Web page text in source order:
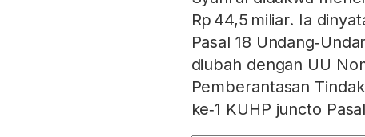
Rp 44,5 miliar. Ia
Pasal 18
diubah dengan UU
Pemberantasan
ke‑1 KUHP juncto